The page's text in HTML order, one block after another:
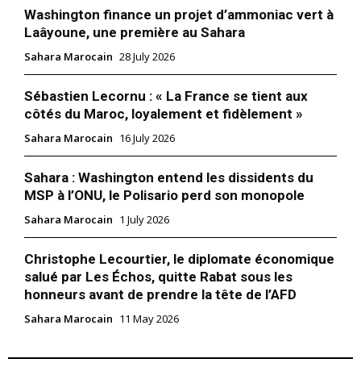
Washington finance un projet d’ammoniac vert à
Laâyoune, une première au Sahara
Sahara Marocain 28 July 2026
Sébastien Lecornu : « La France se tient aux
côtés du Maroc, loyalement et fidèlement »
Sahara Marocain 16 July 2026
Sahara : Washington entend les dissidents du
MSP à l’ONU, le Polisario perd son monopole
Sahara Marocain 1 July 2026
Christophe Lecourtier, le diplomate économique
salué par Les Échos, quitte Rabat sous les
honneurs avant de prendre la tête de l’AFD
Sahara Marocain 11 May 2026